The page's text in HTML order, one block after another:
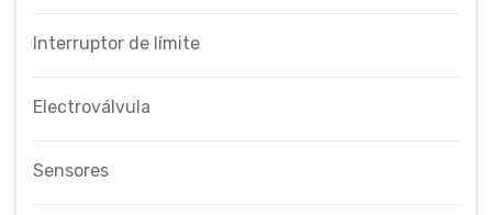
Interruptor de límite
Electroválvula
Sensores